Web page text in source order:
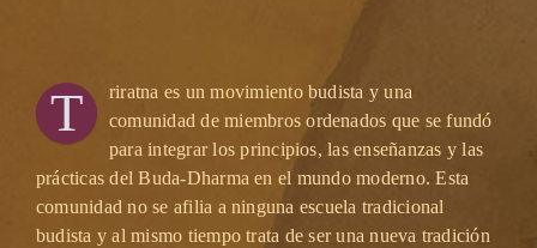
T
riratna es un movimiento budista y una
comunidad de miembros ordenados que se fundó
para integrar los principios, las enseñanzas y las
prácticas del Buda-Dharma en el mundo moderno. Esta
comunidad no se afilia a ninguna escuela tradicional
budista y al mismo tiempo trata de ser una nueva tradición